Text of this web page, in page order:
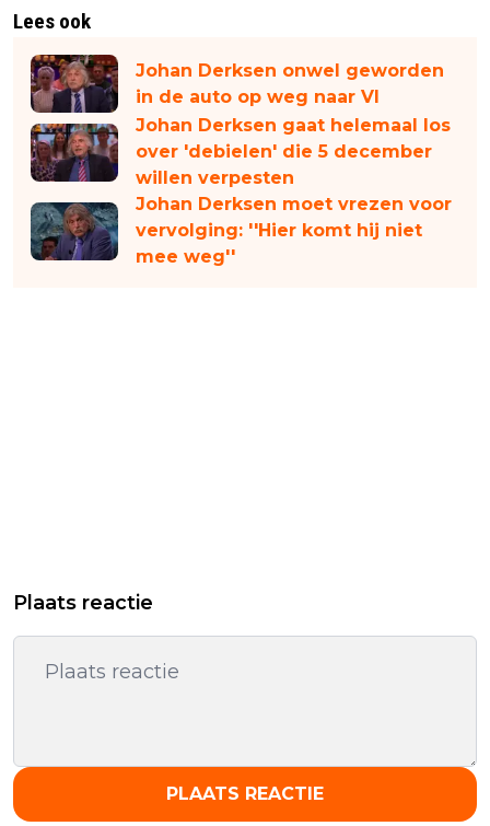
Lees ook
Johan Derksen onwel geworden
in de auto op weg naar VI
Johan Derksen gaat helemaal los
over 'debielen' die 5 december
willen verpesten
Johan Derksen moet vrezen voor
vervolging: ''Hier komt hij niet
mee weg''
Plaats reactie
PLAATS REACTIE